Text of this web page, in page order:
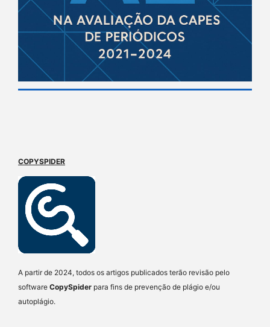
COPYSPIDER
A partir de 2024, todos os artigos publicados terão revisão pelo
software CopySpider para fins de prevenção de plágio e/ou
autoplágio.